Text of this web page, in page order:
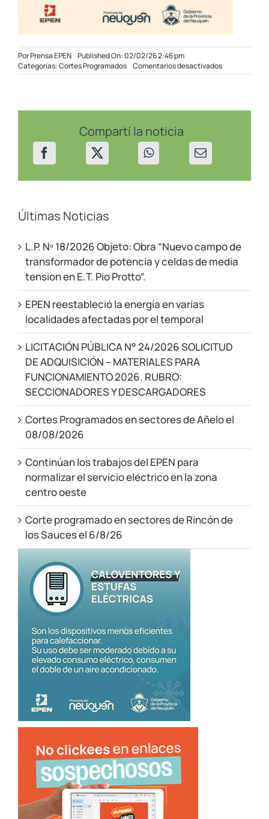
PorPrensa EPEN Published On: 02/02/26 2:46 pm
Categorías:Cortes Programados Comentarios desactivadosen
Corte
Compartí la noticia
Últimas Noticias
L.P. Nº 18/2026 Objeto: Obra “Nuevo campo de
transformador de potencia y celdas de media
tension en E.T. Pio Protto”.
EPEN reestableció la energía en varias
localidades afectadas por el temporal
LICITACIÓN PÚBLICA N° 24/2026 SOLICITUD
DE ADQUISICIÓN – MATERIALES PARA
FUNCIONAMIENTO 2026. RUBRO:
SECCIONADORES Y DESCARGADORES
Cortes Programados en sectores de Añelo el
08/08/2026
Continúan los trabajos del EPEN para
normalizar el servicio eléctrico en la zona
centro oeste
Corte programado en sectores de Rincón de
los Sauces el 6/8/26